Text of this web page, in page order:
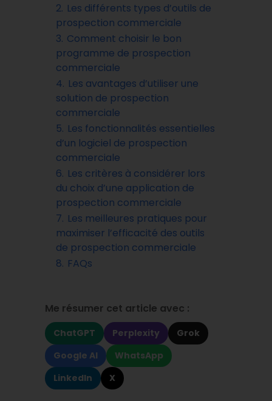
2. Les différents types d’outils de
prospection commerciale
3. Comment choisir le bon
programme de prospection
commerciale
4. Les avantages d’utiliser une
solution de prospection
commerciale
5. Les fonctionnalités essentielles
d’un logiciel de prospection
commerciale
6. Les critères à considérer lors
du choix d’une application de
prospection commerciale
7. Les meilleures pratiques pour
maximiser l’efficacité des outils
de prospection commerciale
8. FAQs
Me résumer cet article avec :
ChatGPT Perplexity
Grok
Google AI
WhatsApp
LinkedIn
X